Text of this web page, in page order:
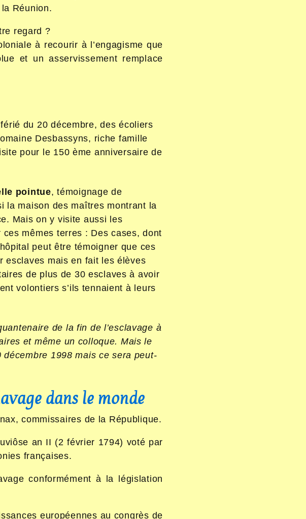
Réunion.
regard ?
à recourir à l’engagisme que
et un asservissement remplace
du 20 décembre, des écoliers
Desbassyns, riche famille
pour le 150 ème anniversaire de
pointue, témoignage de
la maison des maîtres montrant la
Mais on y visite aussi les
mêmes terres : Des cases, dont
peut être témoigner que ces
esclaves mais en fait les élèves
de plus de 30 esclaves à avoir
volontiers s’ils tennaient à leurs
de la fin de l’esclavage à
et même un colloque. Mais le
1998 mais ce sera peut-
dans le monde
commissaires de la République.
an II (2 février 1794) voté par
françaises.
conformément à la législation
européennes au congrès de